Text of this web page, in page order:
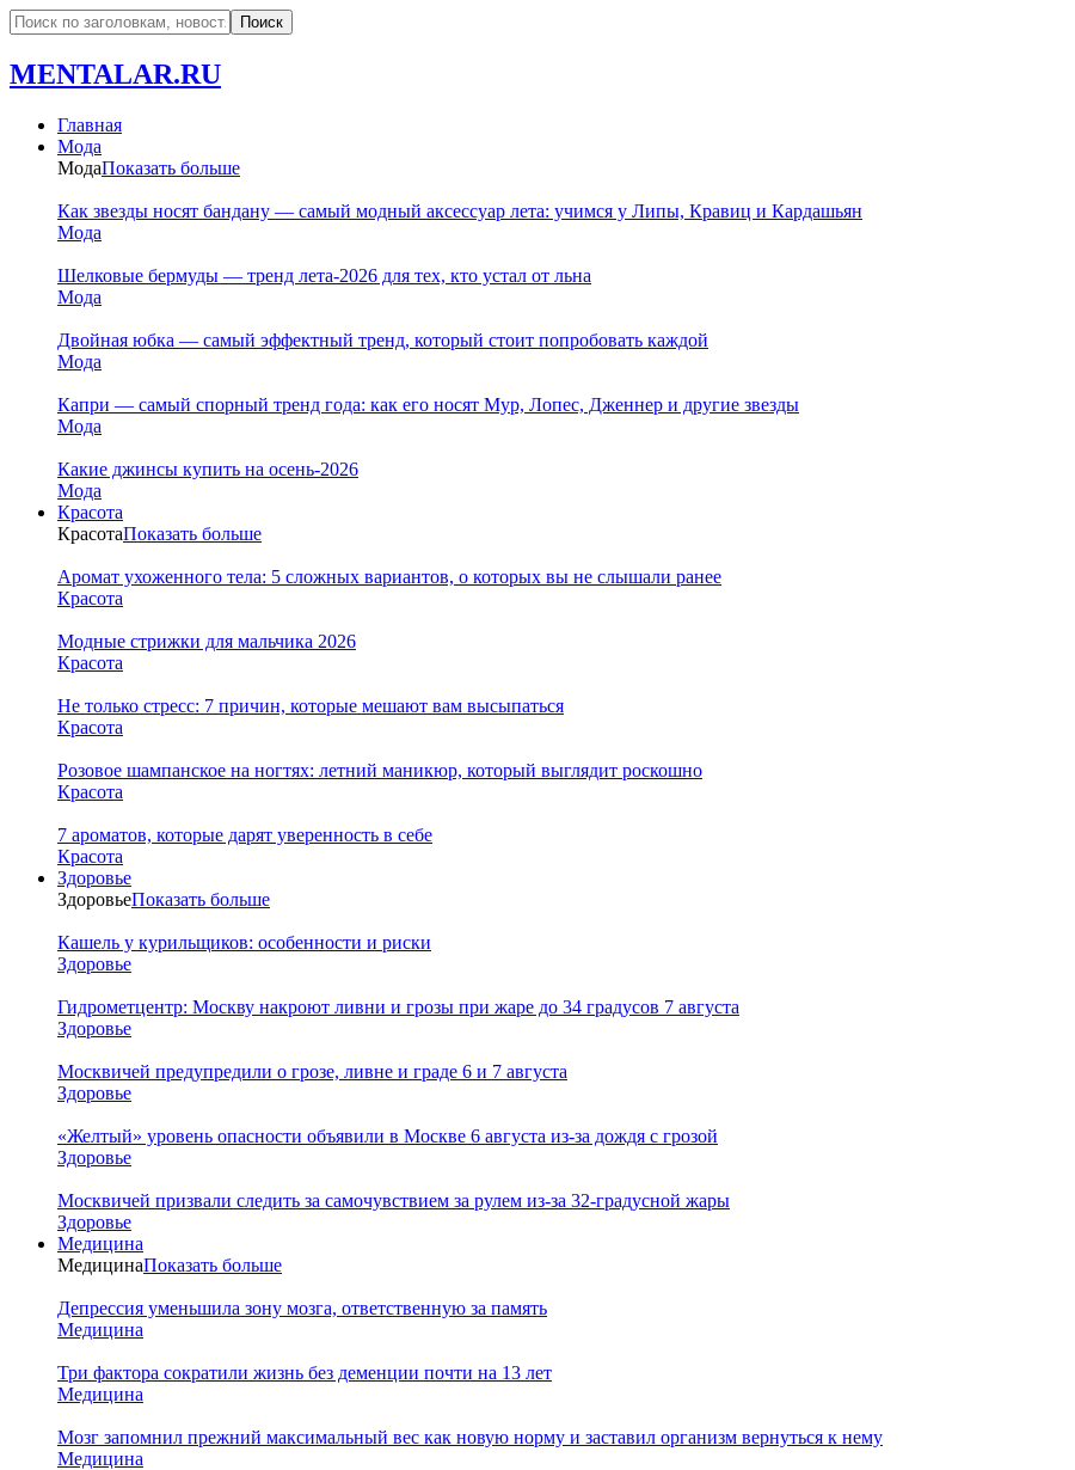
MENTALAR.RU
Главная
Мода
МодаПоказать больше
Как звезды носят бандану — самый модный аксессуар лета: учимся у Липы, Кравиц и Кардашьян
Мода
Шелковые бермуды — тренд лета-2026 для тех, кто устал от льна
Мода
Двойная юбка — самый эффектный тренд, который стоит попробовать каждой
Мода
Капри — самый спорный тренд года: как его носят Мур, Лопес, Дженнер и другие звезды
Мода
Какие джинсы купить на осень-2026
Мода
Красота
КрасотаПоказать больше
Аромат ухоженного тела: 5 сложных вариантов, о которых вы не слышали ранее
Красота
Модные стрижки для мальчика 2026
Красота
Не только стресс: 7 причин, которые мешают вам высыпаться
Красота
Розовое шампанское на ногтях: летний маникюр, который выглядит роскошно
Красота
7 ароматов, которые дарят уверенность в себе
Красота
Здоровье
ЗдоровьеПоказать больше
Кашель у курильщиков: особенности и риски
Здоровье
Гидрометцентр: Москву накроют ливни и грозы при жаре до 34 градусов 7 августа
Здоровье
Москвичей предупредили о грозе, ливне и граде 6 и 7 августа
Здоровье
«Желтый» уровень опасности объявили в Москве 6 августа из-за дождя с грозой
Здоровье
Москвичей призвали следить за самочувствием за рулем из-за 32-градусной жары
Здоровье
Медицина
МедицинаПоказать больше
Депрессия уменьшила зону мозга, ответственную за память
Медицина
Три фактора сократили жизнь без деменции почти на 13 лет
Медицина
Мозг запомнил прежний максимальный вес как новую норму и заставил организм вернуться к нему
Медицина